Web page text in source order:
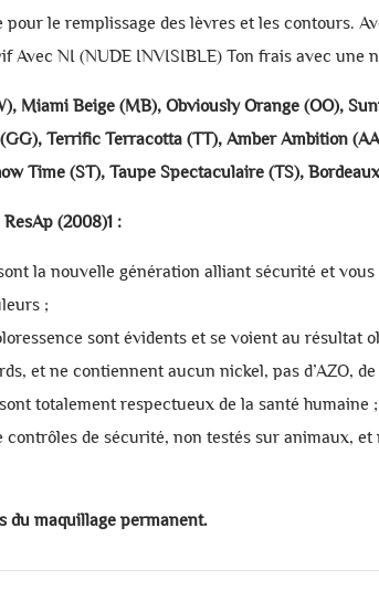
pour le remplissage des lèvres et les contours.
Avec NI (NUDE INVISIBLE) Ton frais avec une
Miami Beige (MB), Obviously Orange (OO),
Terrific Terracotta (TT), Amber Ambition
Time (ST), Taupe Spectaculaire (TS),
(2008)1 :
la nouvelle génération alliant sécurité et
;
sont évidents et se voient au résultat
et ne contiennent aucun nickel, pas d’AZO, de
totalement respectueux de la santé humaine ;
contrôles de sécurité, non testés sur animaux,
du maquillage permanent.